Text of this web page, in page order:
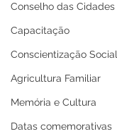
Conselho das Cidades
Capacitação
Conscientização Social
Agricultura Familiar
Memória e Cultura
Datas comemorativas